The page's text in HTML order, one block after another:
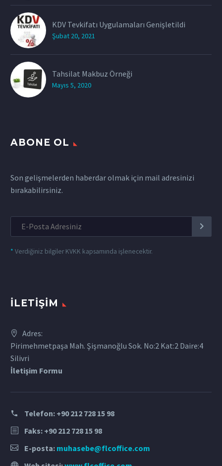
KDV Tevkifatı Uygulamaları Genişletildi
Şubat 20, 2021
Tahsilat Makbuz Örneği
Mayıs 5, 2020
ABONE OL
Son gelişmelerden haberdar olmak için mail adresinizi
bırakabilirsiniz.
* Verdiğiniz bilgiler KVKK kapsamında işlenecektir.
İLETIŞIM
Adres:
Pirimehmetpaşa Mah. Şişmanoğlu Sok. No:2 Kat:2 Daire:4
Silivri
İletişim Formu
Telefon: +90 212 728 15 98
Faks: +90 212 728 15 98
E-posta: muhasebe@flcoffice.com